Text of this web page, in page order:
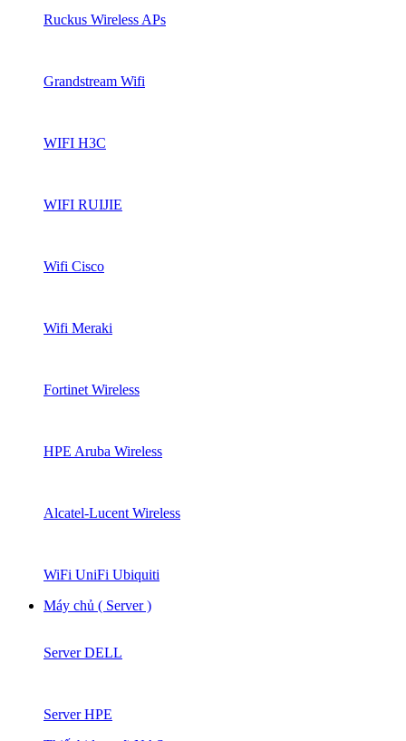
Ruckus Wireless APs
Grandstream Wifi
WIFI H3C
WIFI RUIJIE
Wifi Cisco
Wifi Meraki
Fortinet Wireless
HPE Aruba Wireless
Alcatel-Lucent Wireless
WiFi UniFi Ubiquiti
Máy chủ ( Server )
Server DELL
Server HPE